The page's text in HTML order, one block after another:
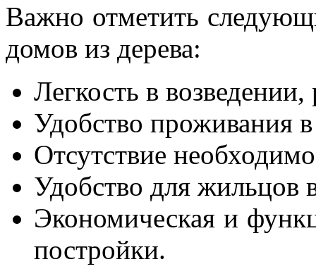
Важно отметить
домов из дерева:
Легкость в
Удобство проживания
Отсутствие
Удобство для жильцов
Экономическая и
постройки.